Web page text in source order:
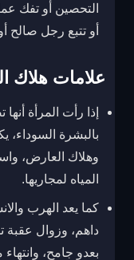
التحصين أو تفك
أو تتبع رجل صالح
علامات هلاك
إذا رأت المرأة
بالبشرة
وهلاك العارض،
المياه لمجاريها.
كما يعد الهرب
داهم، وزوال عقبة
بعدو جامح،